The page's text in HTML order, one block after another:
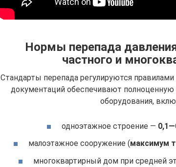
Нормы перепада
частного и
Стандарты перепада регулируются правилами
документаций обеспечивают
оборудования,
одноэтажное строение —
малоэтажное сооружение (максимум
многоквартирный дом при средней